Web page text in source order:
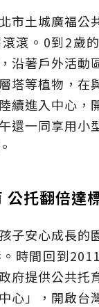
市土城廣福公
滾。0到2歲
沿著戶外活動
塔等植物，在
續進入中心，
還一同享用小
公托翻倍達
子安心成長的
時間回到
府提供公共托
心」，開啟台